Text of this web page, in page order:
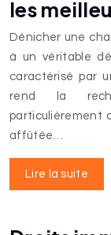
les
Dénicher une
à un véritable
caractérisé par
rend la
particulièrement
affûtée…
Lire la suite